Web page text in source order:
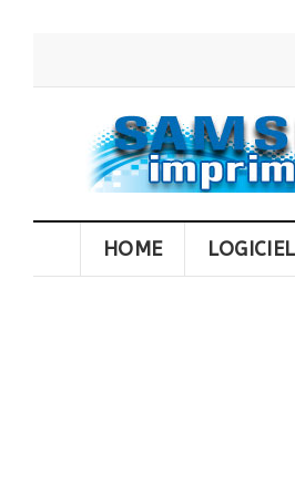
HOME LOGICIEL